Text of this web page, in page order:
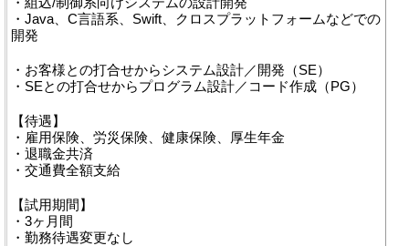
・Java、C言語系、Swift、クロスプラットフォームなどでの
開発
・お客様との打合せからシステム設計／開発（SE）
・SEとの打合せからプログラム設計／コード作成（PG）
【待遇】
・雇用保険、労災保険、健康保険、厚生年金
・退職金共済
・交通費全額支給
【試用期間】
・3ヶ月間
・勤務待遇変更なし